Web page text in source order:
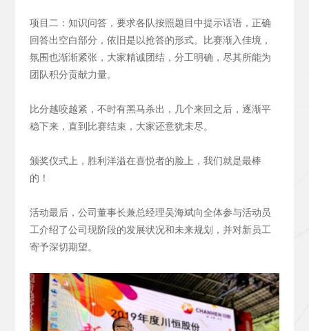
项目二：知识问答，要求各队按照题目中提示话语，正确
回答出空白部分，依旧是以抢答的形式。
比赛渐入佳境，
氛围也渐渐紧张，大家精诚团结，分工明确，尽其所能为
团队积分贡献力量。
比分越咬越紧，不时有黑马杀出，几个来回之后，逐渐平
稳下来，直到比赛结束，大家还意犹未尽。
颁奖仪式上，胜利洋溢在喜悦者的脸上，我们就是最棒
的！
活动最后，公司董事长兼总经理吴海斌向全体参与活动员
工介绍了公司现阶段的发展状况和未来规划，并对新员工
寄予深切期望。